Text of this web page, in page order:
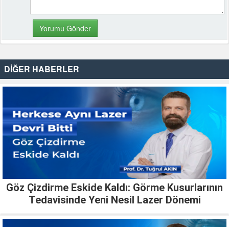
DİĞER HABERLER
Göz Çizdirme Eskide Kaldı: Görme Kusurlarının
Tedavisinde Yeni Nesil Lazer Dönemi